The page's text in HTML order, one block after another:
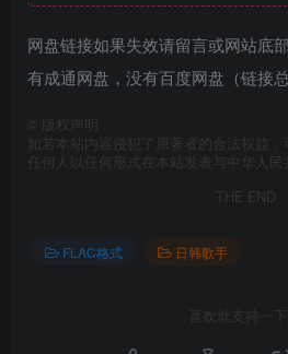
网盘链接如果失效请留言或网站底
有成通网盘，没有百度网盘（链接总
版权声明
如若本站内容侵犯了原著者的合法权益
任何人以任何形式在本站发表与中华人民
THE END
FLAC格式 日韩歌手
喜欢就支持一